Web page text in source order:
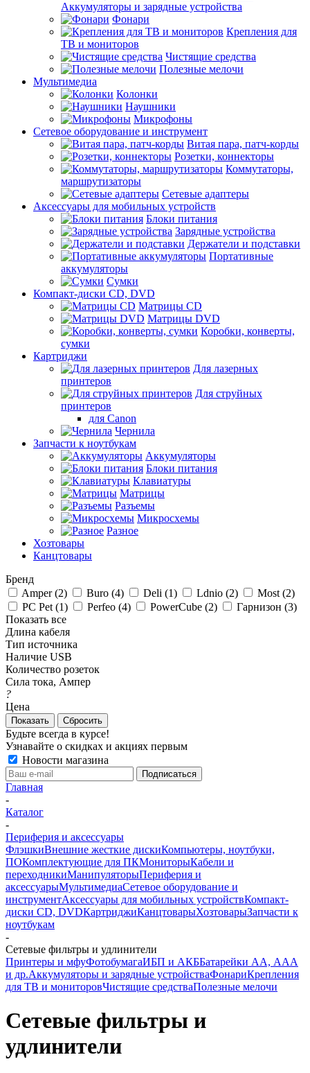
Аккумуляторы и зарядные устройства
Фонари
Крепления для
ТВ и мониторов
Чистящие средства
Полезные мелочи
Мультимедиа
Колонки
Наушники
Микрофоны
Сетевое оборудование и инструмент
Витая пара, патч-корды
Розетки, коннекторы
Коммутаторы,
маршрутизаторы
Сетевые адаптеры
Аксессуары для мобильных устройств
Блоки питания
Зарядные устройства
Держатели и подставки
Портативные
аккумуляторы
Сумки
Компакт-диски CD, DVD
Матрицы CD
Матрицы DVD
Коробки, конверты,
сумки
Картриджи
Для лазерных
принтеров
Для струйных
принтеров
для Canon
Чернила
Запчасти к ноутбукам
Аккумуляторы
Блоки питания
Клавиатуры
Матрицы
Разъемы
Микросхемы
Разное
Хозтовары
Канцтовары
Бренд
Amper (2) Buro (4) Deli (1) Ldnio (2) Most (2)
PC Pet (1) Perfeo (4) PowerCube (2) Гарнизон (3)
Показать все
Длина кабеля
Тип источника
Наличие USB
Количество розеток
Сила тока, Ампер
?
Цена
Сбросить
Будьте всегда в курсе!
Узнавайте о скидках и акциях первым
Новости магазина
Главная
-
Каталог
-
Периферия и аксессуары
ФлэшкиВнешние жесткие дискиКомпьютеры, ноутбуки,
ПОКомплектующие для ПКМониторыКабели и
переходникиМанипуляторыПериферия и
аксессуарыМультимедиаСетевое оборудование и
инструментАксессуары для мобильных устройствКомпакт-
диски CD, DVDКартриджиКанцтоварыХозтоварыЗапчасти к
ноутбукам
-
Сетевые фильтры и удлинители
Принтеры и мфуФотобумагаИБП и АКББатарейки АА, ААА
и др.Аккумуляторы и зарядные устройстваФонариКрепления
для ТВ и мониторовЧистящие средстваПолезные мелочи
Сетевые фильтры и
удлинители